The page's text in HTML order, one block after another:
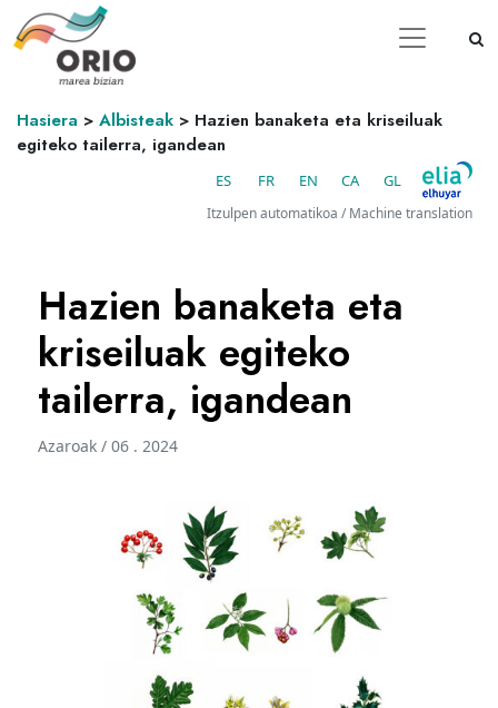
Hasiera > Albisteak > Hazien banaketa eta kriseiluak
egiteko tailerra, igandean
ES FR EN CA GL
Itzulpen automatikoa / Machine translation
Hazien banaketa eta
kriseiluak egiteko
tailerra, igandean
Azaroak / 06 . 2024